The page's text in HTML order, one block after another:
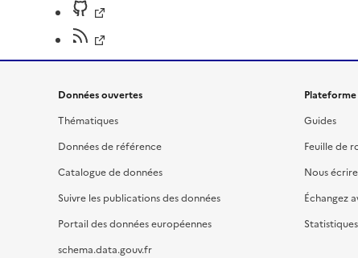
Données ouvertes
Thématiques
Données de référence
Catalogue de données
Suivre les publications des données
Portail des données européennes
schema.data.gouv.fr
Plateforme
Guides
Feuille de
Nous écrire
Échangez
Statistiques